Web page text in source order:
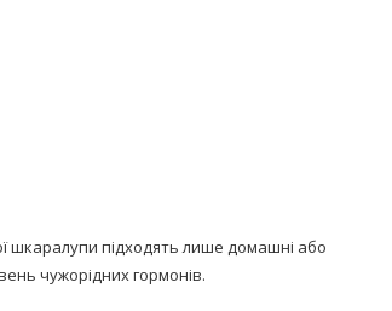
шкаралупи підходять лише домашні або
чужорідних гормонів.